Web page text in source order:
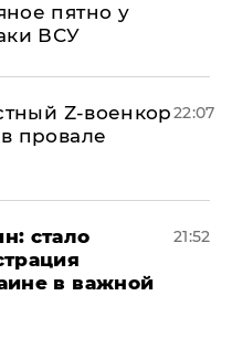
пятно у
ВСУ
Z-военкор
провале
22:07
стало
в важной
21:52